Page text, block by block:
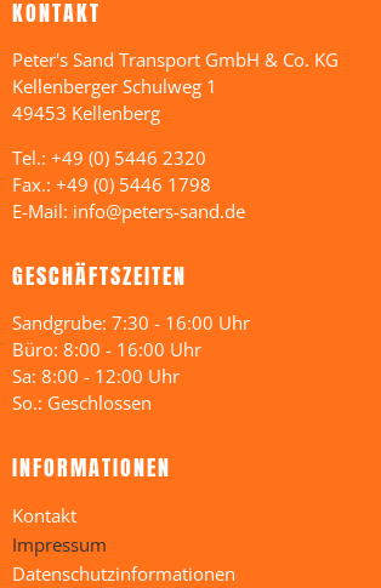
KONTAKT
Peter's Sand Transport GmbH & Co. KG
Kellenberger Schulweg 1
49453 Kellenberg
Tel.: +49 (0) 5446 2320
Fax.: +49 (0) 5446 1798
E-Mail: info@peters-sand.de
GESCHÄFTSZEITEN
Sandgrube: 7:30 - 16:00 Uhr
Büro: 8:00 - 16:00 Uhr
Sa: 8:00 - 12:00 Uhr
So.: Geschlossen
INFORMATIONEN
Kontakt
Impressum
Datenschutzinformationen